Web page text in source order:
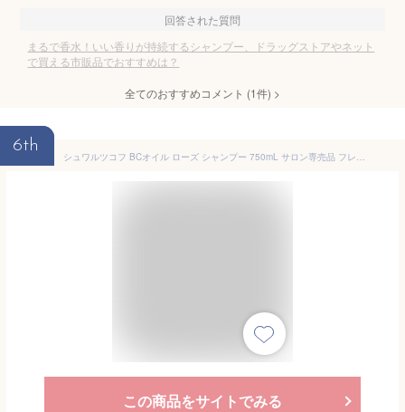
回答された質問
まるで香水！いい香りが持続するシャンプー、ドラッグストアやネット
で買える市販品でおすすめは？
全てのおすすめコメント (1件) >
6th
シュワルツコフ BCオイル ローズ シャンプー 750mL サロン専売品 フレグランス ヘアケア 美容師 美容室 おすすめ シャンプー 人気
この商品をサイトでみる